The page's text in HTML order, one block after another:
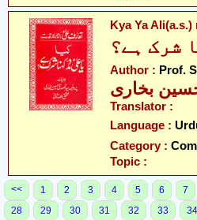
Kya Ya
شرک ہے؟
Author : Prof.
بخاری
Translator :
Language :
Category :
Topic :
<< 1 2 3 4 5 6 7
28
29 30 31 32 33 34